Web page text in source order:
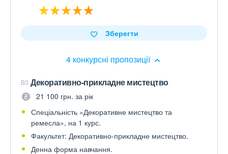
4 конкурсні пропозиції
Зберегти
B3 Декоративно-прикладне мистецтво
21 100 грн. за рік
Спеціальність «Декоративне мистецтво та
ремесла», на 1 курс.
Факультет: Декоративно-прикладне мистецтво.
Денна форма навчання.